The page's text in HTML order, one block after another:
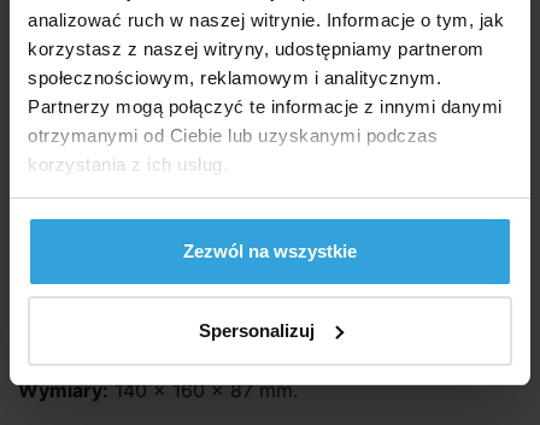
analizować ruch w naszej witrynie. Informacje o tym, jak
korzystasz z naszej witryny, udostępniamy partnerom
społecznościowym, reklamowym i analitycznym.
Partnerzy mogą połączyć te informacje z innymi danymi
otrzymanymi od Ciebie lub uzyskanymi podczas
korzystania z ich usług.
Zezwól na wszystkie
Spersonalizuj
Transformatory wyposażone są w dławiki kablowe do
podłączenia do listew zaciskowych.
Strona pierwotna transformatora jest zabezpieczona
bezpiecznikiem, który zapobiega przeciążeniu
i ewentualnemu uszkodzeniu transformatora. W
transformator i przywraca go do pracy po ostygnięciu.
bezawaryjnej pracy.
Wymiary:140 × 160 × 87 mm.